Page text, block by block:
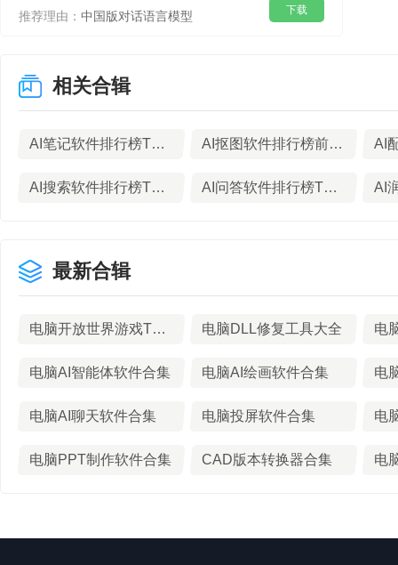
推荐理由： 中国版对话语言模型 下载
相关合辑
AI笔记软件排行榜TOP7下载 AI抠图软件排行榜前10名下载
AI搜索软件排行榜TOP9下载 AI问答软件排行榜TOP10下载
最新合辑
电脑开放世界游戏TOP10排行榜 电脑DLL修复工具大全
电脑AI智能体软件合集 电脑AI绘画软件合集 电
电脑AI聊天软件合集 电脑投屏软件合集
电脑PPT制作软件合集 CAD版本转换器合集